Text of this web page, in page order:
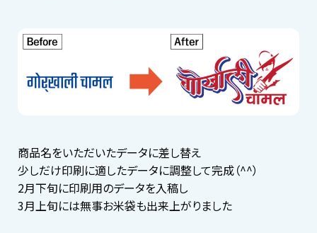
商品名をいただいたデータに差し替え
少しだけ印刷に適したデータに調整して完成（^^）
2月下旬に印刷用のデータを入稿し
3月上旬には無事お米袋も出来上がりました